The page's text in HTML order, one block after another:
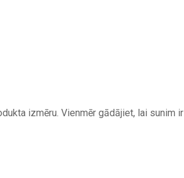
izmēru. Vienmēr gādājiet, lai sunim ir